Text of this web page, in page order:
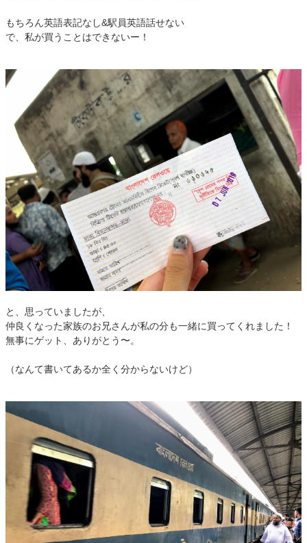
もちろん英語表記なし&駅員英語話せない
で、私が買うことはできないー！
と、思っていましたが、
仲良くなった家族のお兄さんが私の分も一緒に買ってくれました！
無事にゲット、ありがとう〜。
（なんて書いてあるか全く分からないけど）